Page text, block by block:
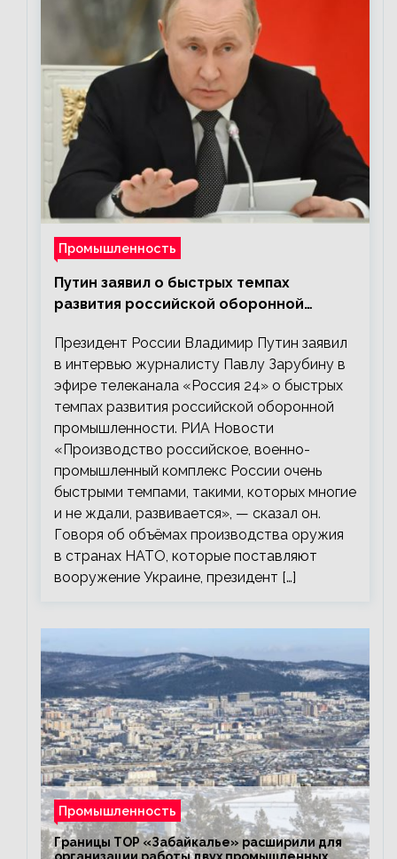
Промышленность
Путин заявил о быстрых темпах
развития российской оборонной
Президент России Владимир Путин заявил
в интервью журналисту Павлу Зарубину в
эфире телеканала «Россия 24» о быстрых
темпах развития российской оборонной
промышленности. РИА Новости
«Производство российское, военно-
промышленный комплекс России очень
быстрыми темпами, такими, которых многие
и не ждали, развивается», — сказал он.
Говоря об объёмах производства оружия
в странах НАТО, которые поставляют
вооружение Украине, президент […]
Промышленность
Границы ТОР «Забайкалье» расширили для
организации работы двух промышленных